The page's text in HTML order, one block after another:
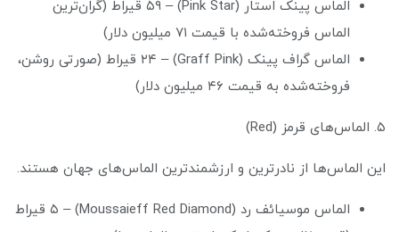
الماس پینک استار (Pink Star) – ۵۹ قیراط (گران‌ترین
الماس فروخته‌شده با قیمت ۷۱ میلیون دلار)
الماس گراف پینک (Graff Pink) – ۲۴ قیراط (صورتی روشن،
فروخته‌شده به قیمت ۴۶ میلیون دلار)
۵. الماس‌های قرمز (Red)
این الماس‌ها از نادرترین و ارزشمندترین الماس‌های جهان هستند.
الماس موسیائف رد (Moussaieff Red Diamond) – ۵ قیراط